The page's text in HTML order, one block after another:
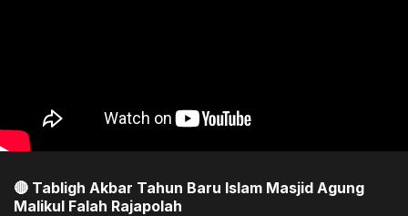
🔴 Tabligh Akbar Tahun Baru Islam Masjid Agung
Malikul Falah Rajapolah